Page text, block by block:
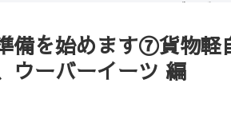
（ブログ）
備を始めます⑦貨物
ウーバーイーツ 編